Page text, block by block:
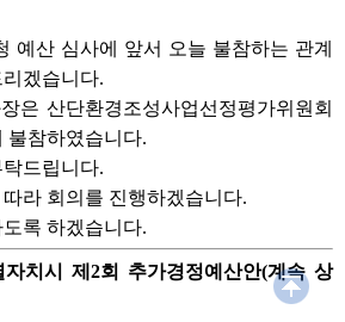
예산 심사에 앞서 오늘 불참하는 관계
겠습니다.
은 산단환경조성사업선정평가위원회
불참하였습니다.
드립니다.
라 회의를 진행하겠습니다.
록 하겠습니다.
자치시 제2회 추가경정예산안(계속 상